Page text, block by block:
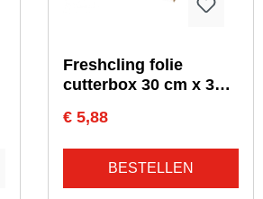
Freshcling folie
cutterbox 30 cm x 300
€ 5,88
BESTELLEN